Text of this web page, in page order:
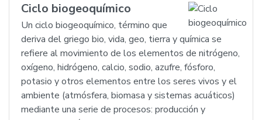
Ciclo biogeoquímico
Un ciclo biogeoquímico, término que
deriva del griego bio, vida, geo, tierra y química se
refiere al movimiento de los elementos de nitrógeno,
oxígeno, hidrógeno, calcio, sodio, azufre, fósforo,
potasio y otros elementos entre los seres vivos y el
ambiente (atmósfera, biomasa y sistemas acuáticos)
mediante una serie de procesos: producción y